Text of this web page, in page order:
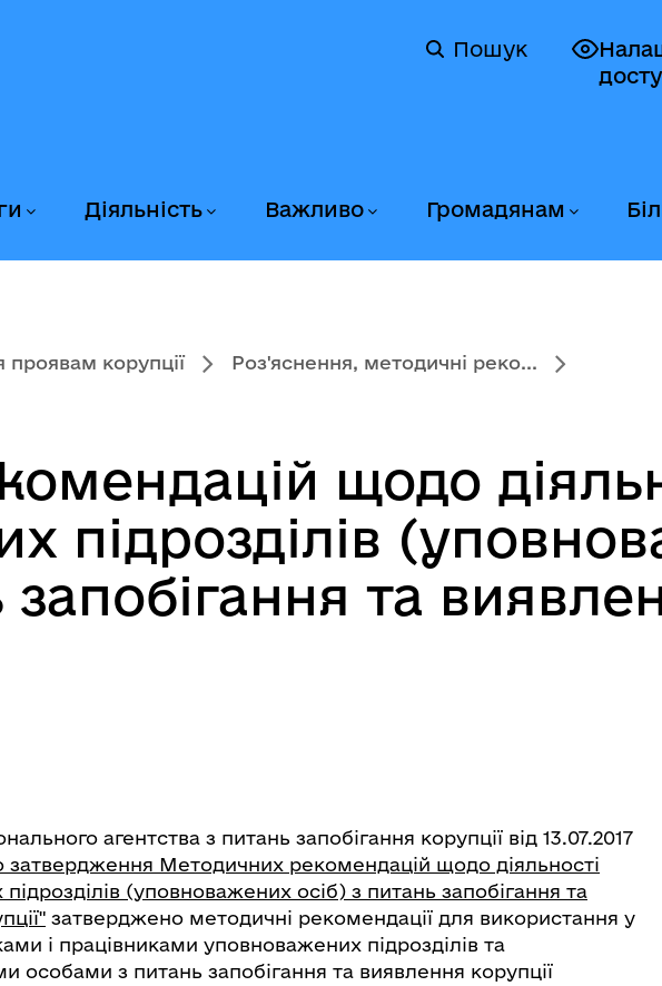
Пошук
Діяльність Важливо Громадянам
проявам корупції
Роз'яснення, методичні реко...
щодо
підрозділів
запобігання та
агентства з питань запобігання корупції від 13.07.2017
затвердження Методичних рекомендацій щодо діяльності
(уповноважених осіб) з питань запобігання та
затверджено методичні рекомендації для використання у
і працівниками уповноважених підрозділів та
особами з питань запобігання та виявлення корупції